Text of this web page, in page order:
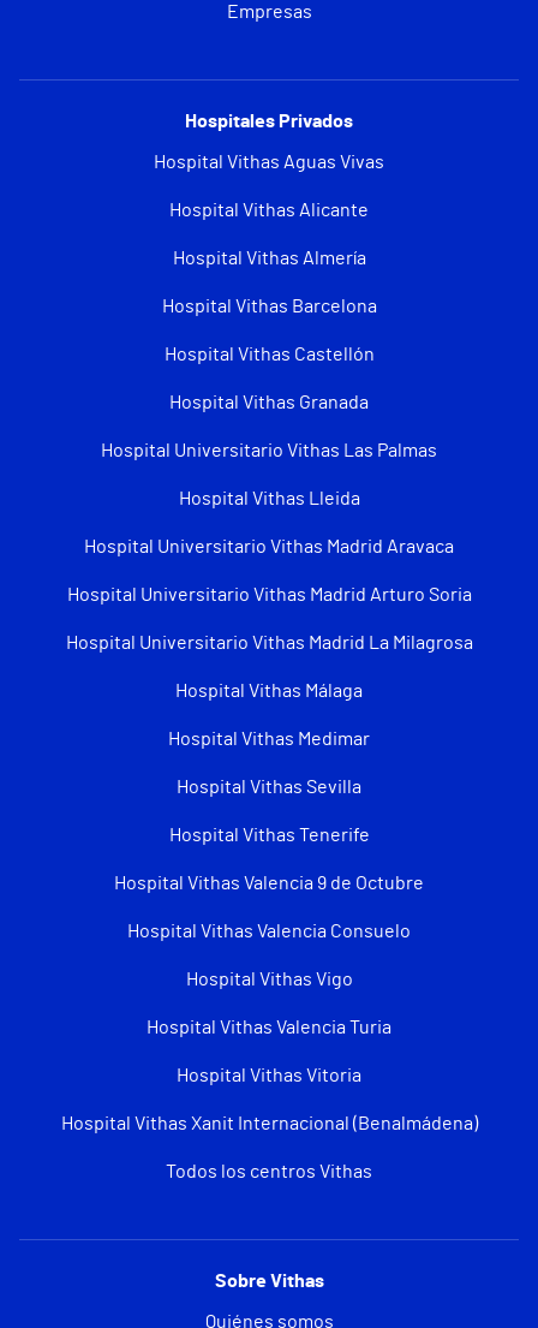
Empresas
Hospitales Privados
Hospital Vithas Aguas Vivas
Hospital Vithas Alicante
Hospital Vithas Almería
Hospital Vithas Barcelona
Hospital Vithas Castellón
Hospital Vithas Granada
Hospital Universitario Vithas Las Palmas
Hospital Vithas Lleida
Hospital Universitario Vithas Madrid Aravaca
Hospital Universitario Vithas Madrid Arturo Soria
Hospital Universitario Vithas Madrid La Milagrosa
Hospital Vithas Málaga
Hospital Vithas Medimar
Hospital Vithas Sevilla
Hospital Vithas Tenerife
Hospital Vithas Valencia 9 de Octubre
Hospital Vithas Valencia Consuelo
Hospital Vithas Vigo
Hospital Vithas Valencia Turia
Hospital Vithas Vitoria
Hospital Vithas Xanit Internacional (Benalmádena)
Todos los centros Vithas
Sobre Vithas
Quiénes somos